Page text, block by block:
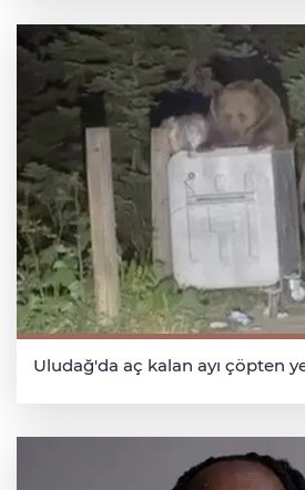
Uludağ'da aç kalan ayı çöpten